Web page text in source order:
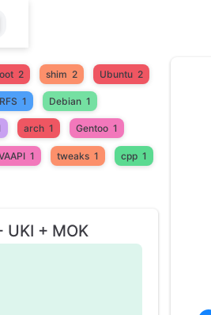
2 shim 2 Ubuntu 2
1 Debian 1
arch 1 Gentoo 1
1 tweaks 1 cpp 1
+ MOK